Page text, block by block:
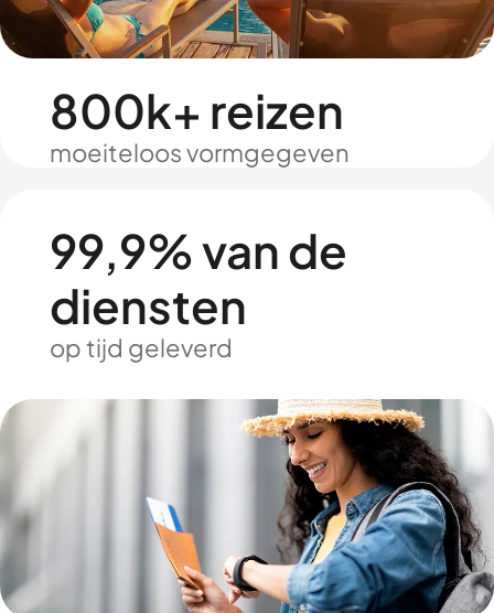
800k+ reizen
moeiteloos vormgegeven
99,9% van de
diensten
op tijd geleverd